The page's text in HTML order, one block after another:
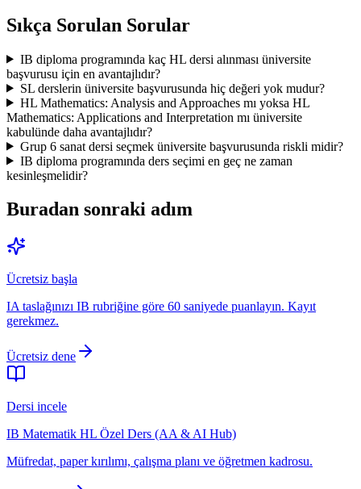
Sıkça Sorulan Sorular
IB diploma programında kaç HL dersi alınması üniversite
başvurusu için en avantajlıdır?
SL derslerin üniversite başvurusunda hiç değeri yok mudur?
HL Mathematics: Analysis and Approaches mı yoksa HL
Mathematics: Applications and Interpretation mı üniversite
kabulünde daha avantajlıdır?
Grup 6 sanat dersi seçmek üniversite başvurusunda riskli midir?
IB diploma programında ders seçimi en geç ne zaman
kesinleşmelidir?
Buradan sonraki adım
Ücretsiz başla
IA taslağınızı IB rubriğine göre 60 saniyede puanlayın. Kayıt
gerekmez.
Ücretsiz dene
Dersi incele
IB Matematik HL Özel Ders (AA & AI Hub)
Müfredat, paper kırılımı, çalışma planı ve öğretmen kadrosu.